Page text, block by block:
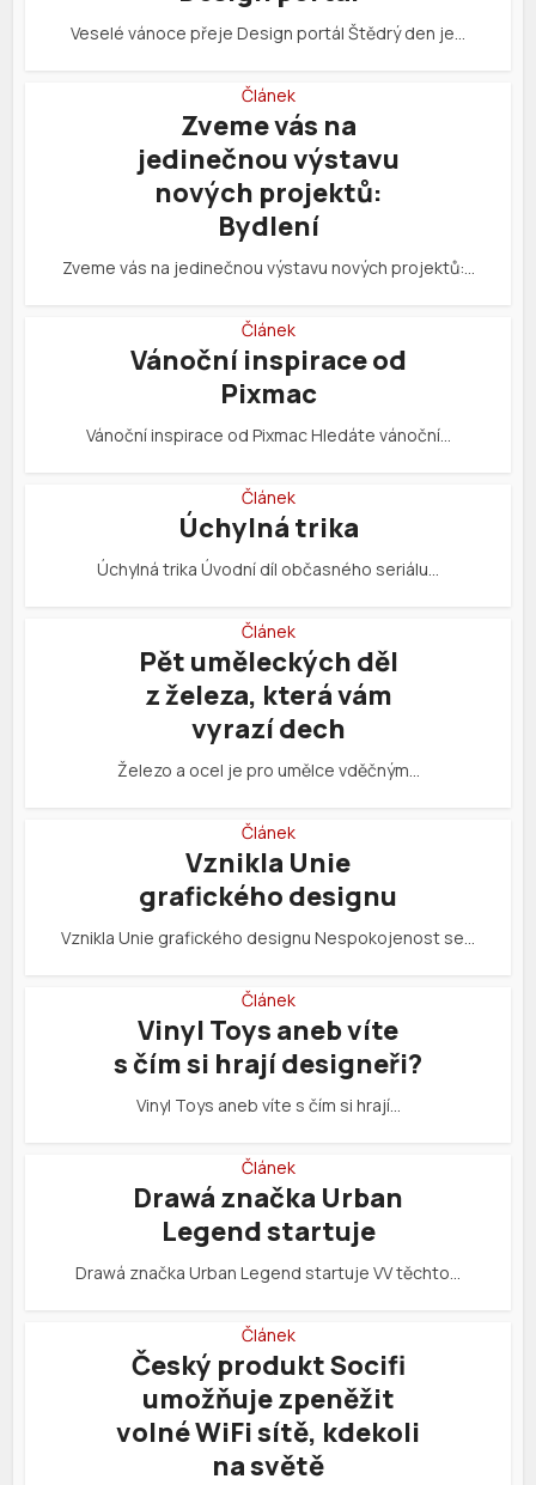
Veselé vánoce přeje Design portál Štědrý den je…
Článek
Zveme vás na
jedinečnou výstavu
nových projektů:
Bydlení
Zveme vás na jedinečnou výstavu nových projektů:…
Článek
Vánoční inspirace od
Pixmac
Vánoční inspirace od Pixmac Hledáte vánoční…
Článek
Úchylná trika
Úchylná trika Úvodní díl občasného seriálu…
Článek
Pět uměleckých děl
z železa, která vám
vyrazí dech
Železo a ocel je pro umělce vděčným…
Článek
Vznikla Unie
grafického designu
Vznikla Unie grafického designu Nespokojenost se…
Článek
Vinyl Toys aneb víte
s čím si hrají designeři?
Vinyl Toys aneb víte s čím si hrají…
Článek
Drawá značka Urban
Legend startuje
Drawá značka Urban Legend startuje VV těchto…
Článek
Český produkt Socifi
umožňuje zpeněžit
volné WiFi sítě, kdekoli
na světě